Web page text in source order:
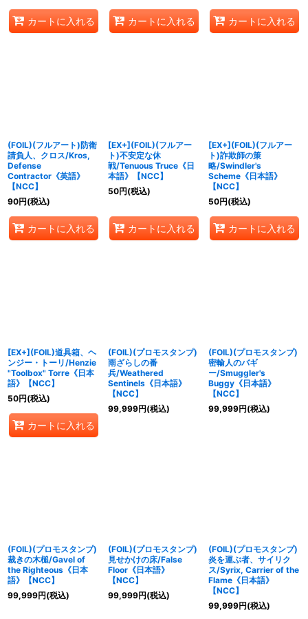
カートに入れる カートに入れる カートに入れる
(FOIL)(フルアート)防衛
請負人、クロス/Kros,
Defense
Contractor《英語》
【NCC】
90円(税込)
カートに入れる
[EX+](FOIL)(フルアー
ト)不安定な休
戦/Tenuous Truce《日
本語》【NCC】
50円(税込)
カートに入れる
[EX+](FOIL)(フルアー
ト)詐欺師の策
略/Swindler's
Scheme《日本語》
【NCC】
50円(税込)
カートに入れる
[EX+](FOIL)道具箱、ヘ
ンジー・トーリ/Henzie
"Toolbox" Torre《日本
語》【NCC】
50円(税込)
カートに入れる
(FOIL)(プロモスタンプ)
雨ざらしの番
兵/Weathered
Sentinels《日本語》
【NCC】
99,999円(税込)
(FOIL)(プロモスタンプ)
密輸人のバギ
ー/Smuggler's
Buggy《日本語》
【NCC】
99,999円(税込)
(FOIL)(プロモスタンプ)
裁きの木槌/Gavel of
the Righteous《日本
語》【NCC】
99,999円(税込)
(FOIL)(プロモスタンプ)
見せかけの床/False
Floor《日本語》
【NCC】
99,999円(税込)
(FOIL)(プロモスタンプ)
炎を運ぶ者、サイリク
ス/Syrix, Carrier of the
Flame《日本語》
【NCC】
99,999円(税込)